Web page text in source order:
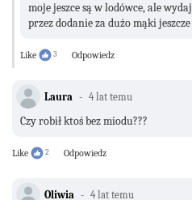
moje jeszce są w lodówce, ale
przez dodanie za dużo mąki
Like 3 Odpowiedz
Laura 4 lat temu
Czy robił ktoś bez miodu???
Like 2 Odpowiedz
Oliwia 4 lat temu